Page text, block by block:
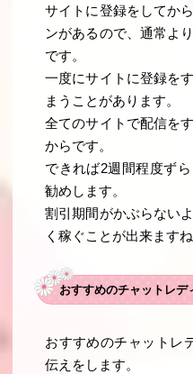
サイトに登録をしてか
ンがあるので、通常よ
です。
一度にサイトに登録を
まうことがあります。
全てのサイトで配信を
からです。
できれば2週間程度ず
勧めします。
割引期間がかぶらない
く稼ぐことが出来ますね
おすすめのチャットレデ
おすすめのチャットレ
伝えをします。